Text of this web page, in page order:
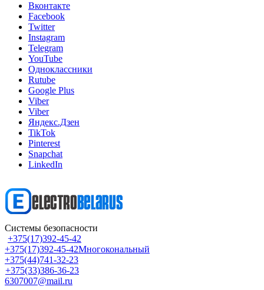
Вконтакте
Facebook
Twitter
Instagram
Telegram
YouTube
Одноклассники
Rutube
Google Plus
Viber
Viber
Яндекс.Дзен
TikTok
Pinterest
Snapchat
LinkedIn
Системы безопасности
+375(17)392-45-42
+375(17)392-45-42Многокональный
+375(44)741-32-23
+375(33)386-36-23
6307007@mail.ru